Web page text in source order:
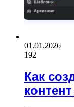
01.01.2026
192
Как